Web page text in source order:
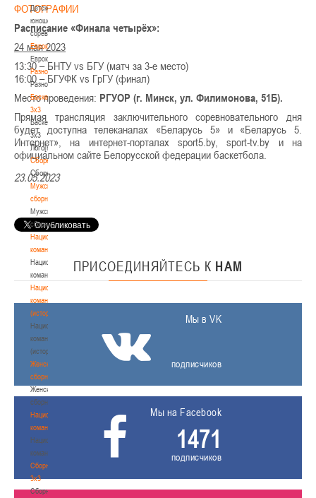
Детско-
юношеские
соревнования
Еврокубки
Еврокубки
Разное
Разное
Баскетбол
3х3
Баскетбол
3х3
Лого[modid=121]
Сборные
Сборные
Мужские
сборные
Мужские
сборные
Национальная
команда
Национальная
команда
Национальная
команда
(история)
Национальная
команда
(история)
Женские
сборные
Женские
сборные
Национальная
команда
Национальная
команда
Сборные
3х3
Сборные
ФОТОГРАФИИ
Расписание «Финала четырёх»:
24 мая 2023
13:30 – БНТУ vs БГУ (матч за 3-е место)
16:00 – БГУФК vs ГрГУ (финал)
Место проведения: РГУОР (г. Минск, ул. Филимонова, 51Б).
Прямая трансляция заключительного соревновательного дня
будет доступна телеканалах «Беларусь 5» и «Беларусь 5.
Интернет», на интернет-порталах sport5.by, sport-tv.by и на
официальном сайте Белорусской федерации баскетбола.
23.05.2023
ПРИСОЕДИНЯЙТЕСЬ К НАМ
Мы в VK
подписчиков
Мы на Facebook
1471
подписчиков